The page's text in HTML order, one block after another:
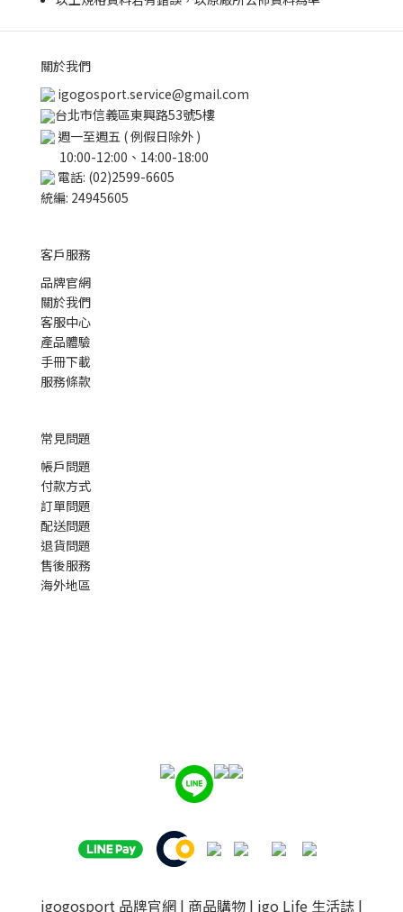
關於我們
igogosport.service@gmail.com
台北市信義區東興路53號5樓
週一至週五 ( 例假日除外 )
10:00-12:00、14:00-18:00
電話: (02)2599-6605
統編: 24945605
客戶服務
品牌官網
關於我們
客服中心
產品體驗
手冊下載
服務條款
常見問題
帳戶問題
付款方式
訂單問題
配送問題
退貨問題
售後服務
海外地區
igogosport 品牌官網 | 商品購物 | igo Life 生活誌 |